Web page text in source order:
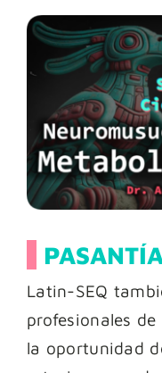
Latin-SEQ
profesionales
la oportunidad